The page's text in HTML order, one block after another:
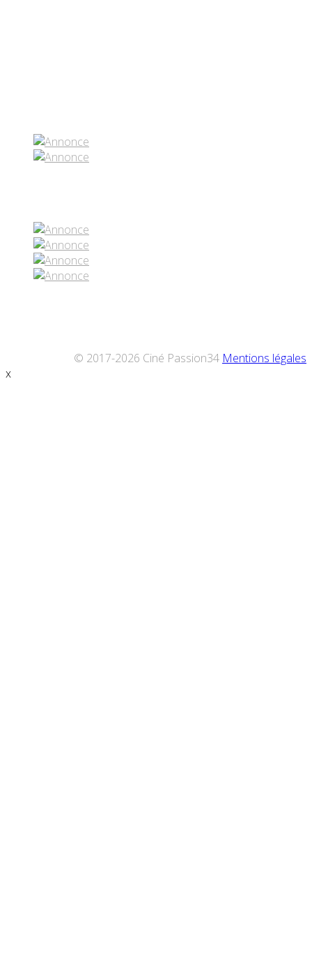
© 2017-2026 Ciné Passion34 Mentions légales
x